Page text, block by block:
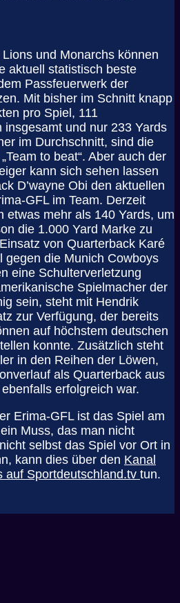
und Monarchs können
aktuell statistisch beste
Passfeuerwerk der
Mit bisher im Schnitt knapp
pro Spiel, 111
und nur 233 Yards
im Durchschnitt, sind die
to beat“. Aber auch der
kann sich sehen lassen
D’wayne Obi den aktuellen
GFL im Team. Derzeit
etwas mehr als 140 Yards, um
die 1.000 Yard Marke zu
von Quarterback Karé
gegen die Munich Cowboys
eine Schulterverletzung
Spielmacher der
sein, steht mit Hendrik
zur Verfügung, der bereits
auf höchstem deutschen
konnte. Zusätzlich steht
in den Reihen der Löwen,
als Quarterback aus
erfolgreich war.
Erima-GFL ist das Spiel am
Muss, das man nicht
selbst das Spiel vor Ort in
kann dies über den Kanal
auf Sportdeutschland.tv tun.